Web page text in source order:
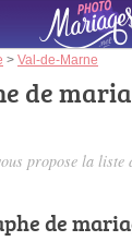
> Val-de-Marne
de
propose la liste
de